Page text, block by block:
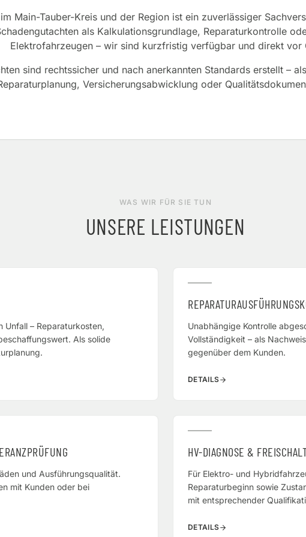
Main-Tauber-Kreis und der Region ist ein zuverlässiger
als Kalkulationsgrundlage, Reparaturkontrolle
Elektrofahrzeugen – wir sind kurzfristig verfügbar und direkt vor
sind rechtssicher und nach anerkannten Standards erstellt –
Versicherungsabwicklung oder
WAS WIR FÜR SIE TUN
UNSERE LEISTUNGEN
Unfall – Reparaturkosten,
Als solide
Unabhängige Kontrolle
Vollständigkeit – als
gegenüber dem Kunden.
DETAILS
und Ausführungsqualität.
mit Kunden oder bei
HV-DIAGNOSE &
Für Elektro- und
Reparaturbeginn sowie
mit entsprechender
DETAILS